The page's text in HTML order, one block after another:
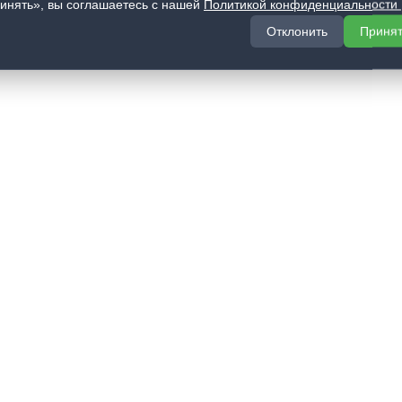
вы соглашаетесь с нашей Политикой конфиденциальности
Отклонить